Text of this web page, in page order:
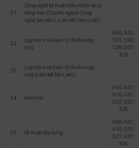
31
Công nghệ kỹ thuật điều khiển và tự
động hóa (Chuyên ngành Công
nghệ bán dẫn) (Liên kết Hàn Quốc)
32
Logistics và Quản lý chuỗi cung
ứng
A00; A01;
C01; C03;
C04; D01;
X26
33
Logistics và Quản lý chuỗi cung
ứng (Liên kết Đài Loan)
34 Kiến trúc
A00; A01;
A10; C01;
D01; D07;
X05
35 Kỹ thuật xây dựng
A00; A01;
A10; C01;
D01; D07;
X05